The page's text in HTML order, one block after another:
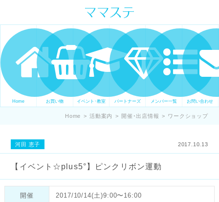
ママの才能発信します。 手づくり
表現ステージ ママステ スキル・セ
ンスを表現したいママが集まって
ます。
Home お買い物 イベント･教室 パートナーズ メンバー一覧 お問い合わせ
Home > 活動案内 > 開催･出店情報 > ワークショップ
河田 恵子 2017.10.13
【イベント☆plus5°】ピンクリボン運動
開催 2017/10/14(土)9:00〜16:00